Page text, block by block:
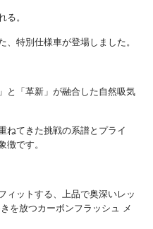
。
特別仕様車が登場しました。
と「革新」が融合した自然吸気
ねてきた挑戦の系譜とプライ
です。
ィットする、上品で奥深いレッ
を放つカーボンフラッシュ メ